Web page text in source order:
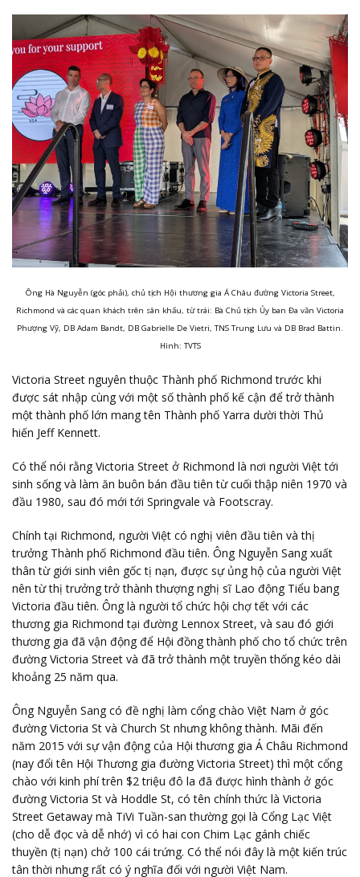
Ông Hà Nguyễn (góc phải), chủ tịch Hội thương gia Á Châu đường Victoria Street,
Richmond và các quan khách trên sân khấu, từ trái: Bà Chủ tịch Ủy ban Đa văn Victoria
Phượng Vỹ, DB Adam Bandt, DB Gabrielle De Vietri, TNS Trung Lưu và DB Brad Battin.
Hình: TVTS
Victoria Street nguyên thuộc Thành phố Richmond trước khi
được sát nhập cùng với một số thành phố kế cận để trở thành
một thành phố lớn mang tên Thành phố Yarra dười thời Thủ
hiến Jeff Kennett.
Có thể nói rằng Victoria Street ở Richmond là nơi người Việt tới
sinh sống và làm ăn buôn bán đầu tiên từ cuối thập niên 1970 và
đầu 1980, sau đó mới tới Springvale và Footscray.
Chính tại Richmond, người Việt có nghị viên đầu tiên và thị
trưởng Thành phố Richmond đầu tiên. Ông Nguyễn Sang xuất
thân từ giới sinh viên gốc tị nạn, được sự ủng hộ của người Việt
nên từ thị trưởng trở thành thượng nghị sĩ Lao động Tiểu bang
Victoria đầu tiên. Ông là người tổ chức hội chợ tết với các
thương gia Richmond tại đường Lennox Street, và sau đó giới
thương gia đã vận động để Hội đồng thành phố cho tổ chức trên
đường Victoria Street và đã trở thành một truyền thống kéo dài
khoảng 25 năm qua.
Ông Nguyễn Sang có đề nghị làm cổng chào Việt Nam ở góc
đường Victoria St và Church St nhưng không thành. Mãi đến
năm 2015 với sự vận động của Hội thương gia Á Châu Richmond
(nay đổi tên Hội Thương gia đường Victoria Street) thì một cổng
chào với kinh phí trên $2 triệu đô la đã được hình thành ở góc
đường Victoria St và Hoddle St, có tên chính thức là Victoria
Street Getaway mà TiVi Tuần-san thường gọi là Cổng Lạc Việt
(cho dễ đọc và dễ nhớ) vì có hai con Chim Lạc gánh chiếc
thuyền (tị nạn) chở 100 cái trứng. Có thể nói đây là một kiến trúc
tân thời nhưng rất có ý nghĩa đối với người Việt Nam.